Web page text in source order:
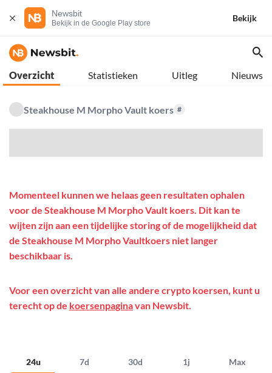
Newsbit
Bekijk in de Google Play store
Bekijk
Overzicht Statistieken Uitleg Nieuws
Steakhouse M Morpho Vault koers #
24u 7d 30d 1j Max
Momenteel kunnen we helaas geen resultaten ophalen
voor de Steakhouse M Morpho Vault koers. Dit kan te
wijten zijn aan een tijdelijke storing of de mogelijkheid dat
de Steakhouse M Morpho Vaultkoers niet langer
beschikbaar is.
Voor een overzicht van alle andere crypto koersen, kunt u
terecht op de koersenpaginavan Newsbit.